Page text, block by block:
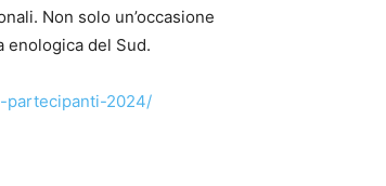
Non solo un’occasione
enologica del Sud.
partecipanti-2024/